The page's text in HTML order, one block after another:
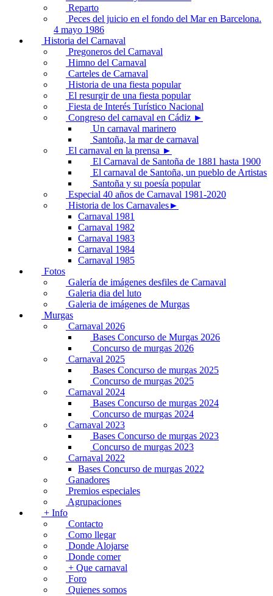
Reparto
Peces del juicio en el fondo del Mar en Barcelona.
4 mayo 1986
Historia del Carnaval
Pregoneros del Carnaval
Himno del Carnaval
Carteles de Carnaval
Historia de una fiesta popular
El resurgir de una fiesta popular
Fiesta de Interés Turístico Nacional
Congreso del carnaval en Cádiz ►
Un carnaval marinero
Santoña, la mar de carnaval
El carnaval en la prensa ►
El Carnaval de Santoña de 1881 hasta 1900
El carnaval de Santoña, un pueblo de Artistas
Santoña y su poesía popular
Especial 40 años de Carnaval 1981-2020
Historia de los Carnavales►
Carnaval 1981
Carnaval 1982
Carnaval 1983
Carnaval 1984
Carnaval 1985
Fotos
Galería de imágenes desfiles de Carnaval
Galeria dia del luto
Galeria de imágenes de Murgas
Murgas
Carnaval 2026
Bases Concurso de Murgas 2026
Concurso de murgas 2026
Carnaval 2025
Bases Concurso de murgas 2025
Concurso de murgas 2025
Carnaval 2024
Bases Concurso de murgas 2024
Concurso de murgas 2024
Carnaval 2023
Bases Concurso de murgas 2023
Concurso de murgas 2023
Carnaval 2022
Bases Concurso de murgas 2022
Ganadores
Premios especiales
Agrupaciones
+ Info
Contacto
Como llegar
Donde Alojarse
Donde comer
+ Que carnaval
Foro
Quienes somos